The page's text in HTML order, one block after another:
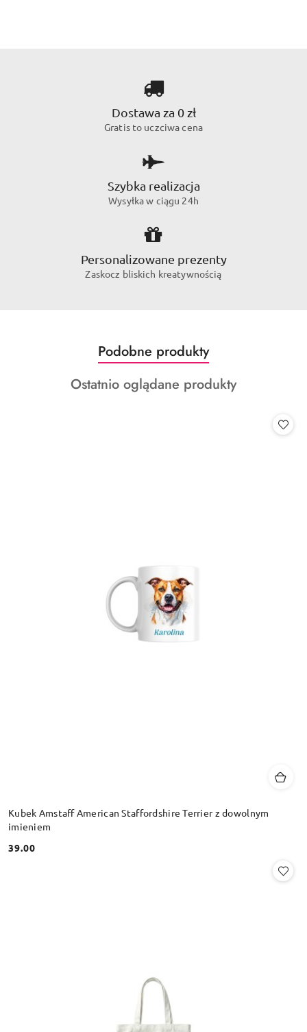
Dostawa za 0 zł
Gratis to uczciwa cena
Szybka realizacja
Wysyłka w ciągu 24h
Personalizowane prezenty
Zaskocz bliskich kreatywnością
Pomiń karuzelę produktów
Produkty
o
statusie:
Podobne produkty
Produkty
Ostatnio oglądane produkty
Kubek Amstaff American Staffordshire Terrier z dowolnym
imieniem
Cena:
39.00